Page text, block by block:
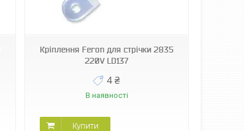
Кріплення Feron для стрічки 2835
220V LD137
4 ₴
В наявності
Купити